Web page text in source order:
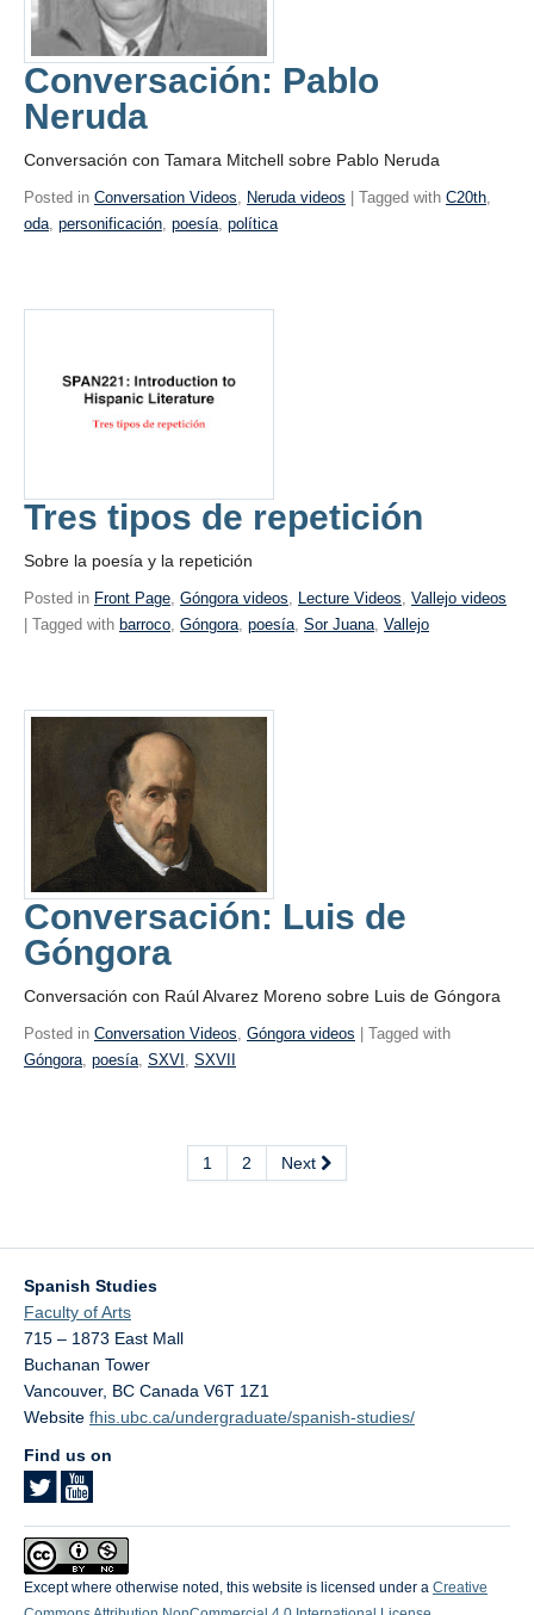
Conversación: Pablo
Neruda
Conversación con Tamara Mitchell sobre Pablo Neruda
Posted in Conversation Videos, Neruda videos | Tagged with C20th,
oda, personificación, poesía, política
Tres tipos de repetición
Sobre la poesía y la repetición
Posted in Front Page Góngora videos Lecture Videos Vallejo videos
| Tagged with barroco Góngora poesía Sor Juana Vallejo
Conversación: Luis de
Góngora
Conversación con Raúl Alvarez Moreno sobre Luis de Góngora
Posted in Conversation Videos, Góngora videos | Tagged with
Góngora, poesía, SXVI , SXVII
1 2 Next
Spanish Studies
Faculty of Arts
715 – 1873 East Mall
Buchanan Tower
Vancouver, BC Canada V6T 1Z1
Website fhis.ubc.ca/undergraduate/spanish-studies/
Find us on
Except where otherwise noted, this website is licensed under a Creative